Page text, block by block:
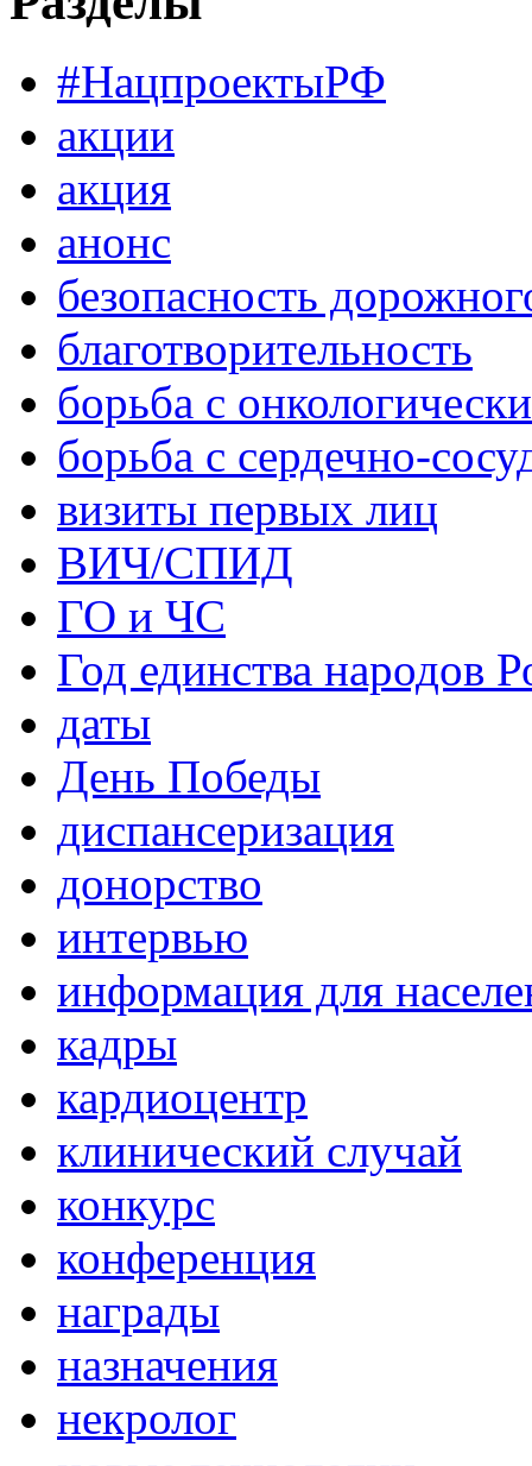
#НацпроектыРФ
акции
акция
анонс
безопасность
благотворительность
борьба с
борьба с сердечно-
визиты первых лиц
ВИЧ/СПИД
ГО и ЧС
Год единства народов
даты
День Победы
диспансеризация
донорство
интервью
информация для
кадры
кардиоцентр
клинический случай
конкурс
конференция
награды
назначения
некролог